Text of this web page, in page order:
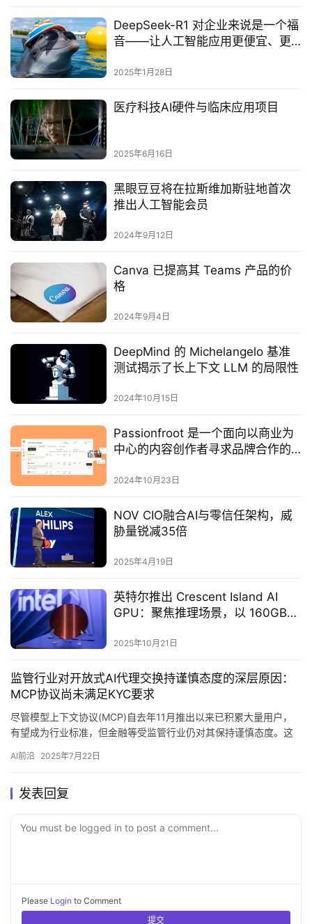
DeepSeek-R1 对企业来说是一个福
音——让人工智能应用更便宜、更
2025年1月28日
医疗科技AI硬件与临床应用项目‌
2025年6月16日
黑眼豆豆将在拉斯维加斯驻地首次
推出人工智能会员
2024年9月12日
Canva 已提高其 Teams 产品的价
格
2024年9月4日
DeepMind 的 Michelangelo 基准
测试揭示了长上下文 LLM 的局限性
2024年10月15日
Passionfroot 是一个面向以商业为
中心的内容创作者寻求品牌合作的
2024年10月23日
NOV CIO融合AI与零信任架构，威
胁量锐减35倍
2025年4月19日
英特尔推出 Crescent Island AI
GPU：聚焦推理场景，以 160GB
决方案
2025年10月21日
监管行业对开放式AI代理交换持谨慎态度的深层原因：
MCP协议尚未满足KYC要求
尽管模型上下文协议(MCP)自去年11月推出以来已积累大量用户，
有望成为行业标准，但金融等受监管行业仍对其保持谨慎态度。这
AI前沿 2025年7月22日
发表回复
You must be logged in to post a comment...
Please Login to Comment
提交